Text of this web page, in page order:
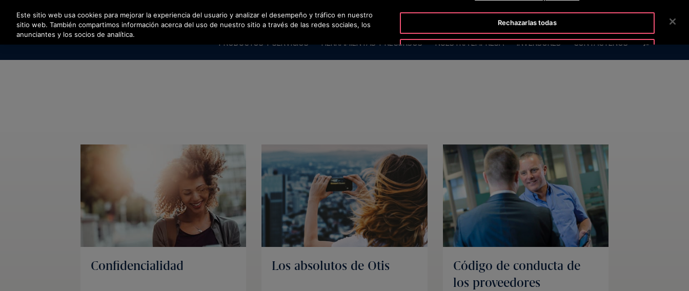
Pulse Intro para saltar al contenido principal
OTISLINE 800 712 5472 SALA DE PRENSA
PRODUCTOS Y SERVICIOS HERRAMIENTAS Y RECURSOS NUESTRA EMPRESA INVERSORES CONTÁCTENOS BUSCAR
Confidencialidad Los absolutos de Otis
Código de conducta de
los proveedores
Este sitio web usa cookies para mejorar la experiencia del usuario y analizar el desempeño y tráfico en nuestro
sitio web. También compartimos información acerca del uso de nuestro sitio a través de las redes sociales, los
anunciantes y los socios de analítica.
Rechazarlas todas